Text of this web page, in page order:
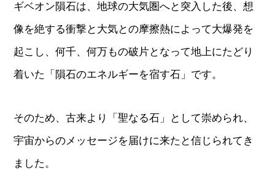
ギベオン隕石は、地球の大気圏へと突入した後、想
像を絶する衝撃と大気との摩擦熱によって大爆発を
起こし、何千、何万もの破片となって地上にたどり
着いた「隕石のエネルギーを宿す石」です。
そのため、古来より「聖なる石」として崇められ、
宇宙からのメッセージを届けに来たと信じられてき
ました。